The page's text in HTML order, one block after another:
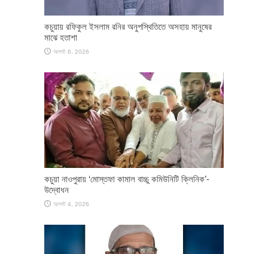
কচুয়ায় রফিকুল ইসলাম রনির অনুপস্থিতিতে অসহায় মানুষের
মাঝে হতাশা
আগস্ট 6, 2026
কচুয়া নাওপুরায় ‘মোস্তফা কামাল বাচ্চু কমিউনিটি ক্লিনিক’-
উদ্বোধন
আগস্ট 4, 2026